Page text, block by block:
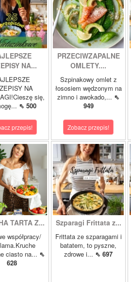
NA...
NA
się,
⇖ 500
przepis!
PRZECIWZAPALNE
OMLETY....
Szpinakowy omlet z
łososiem wędzonym na
zimno i awokado,... ⇖
949
Zobacz przepis!
TARTA Z...
współpracy/
ciasto na... ⇖
628
Szparagi Frittata z...
Frittata ze szparagami i
batatem, to pyszne,
zdrowe i... ⇖ 697